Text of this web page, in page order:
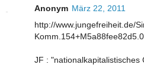
Anonym März 22, 2011
http://www.jungefreiheit.de/
JF : "nationalkapitalistisches